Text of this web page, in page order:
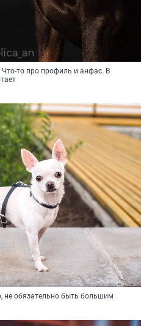
Что-то про профиль и анфас. В
не обязательно быть большим